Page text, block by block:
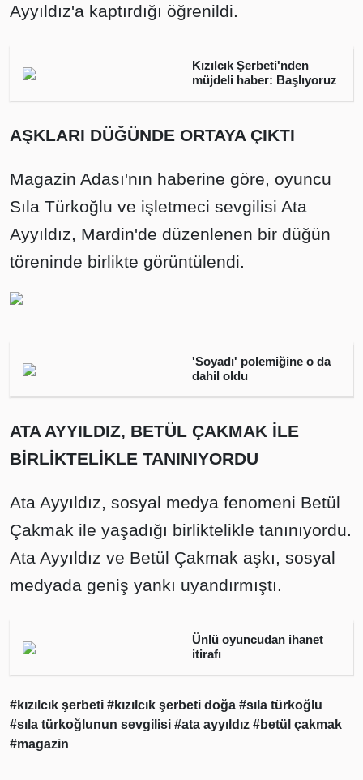
Ayyıldız'a kaptırdığı öğrenildi.
Kızılcık Şerbeti'nden
müjdeli haber: Başlıyoruz
AŞKLARI DÜĞÜNDE ORTAYA ÇIKTI
Magazin Adası'nın haberine göre, oyuncu
Sıla Türkoğlu ve işletmeci sevgilisi Ata
Ayyıldız, Mardin'de düzenlenen bir düğün
töreninde birlikte görüntülendi.
'Soyadı' polemiğine o da
dahil oldu
ATA AYYILDIZ, BETÜL ÇAKMAK İLE
BİRLİKTELİKLE TANINIYORDU
Ata Ayyıldız, sosyal medya fenomeni Betül
Çakmak ile yaşadığı birliktelikle tanınıyordu.
Ata Ayyıldız ve Betül Çakmak aşkı, sosyal
medyada geniş yankı uyandırmıştı.
Ünlü oyuncudan ihanet
itirafı
#kızılcık şerbeti #kızılcık şerbeti doğa #sıla türkoğlu
#sıla türkoğlunun sevgilisi #ata ayyıldız #betül çakmak
#magazin